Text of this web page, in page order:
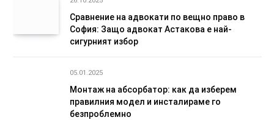
Сравнение на адвокати по вещно право в
София: Защо адвокат Астакова е най-
сигурният избор
05.01.2025
Монтаж на абсорбатор: как да изберем
правилния модел и инсталираме го
безпроблемно